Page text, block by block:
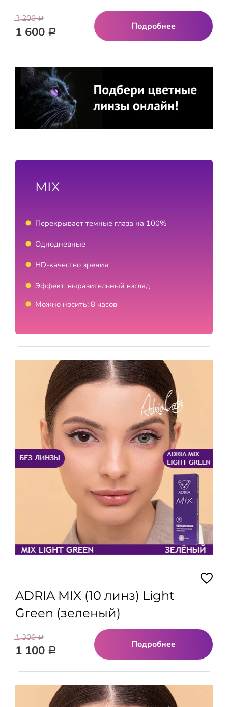
3 200 Р
1 600 Р
Подробнее
MIX
Перекрывает темные глаза на 100%
Однодневные
HD-качество зрения
Эффект: выразительный взгляд
Можно носить: 8 часов
ADRIA MIX (10 линз) Light
Green (зеленый)
1 300 Р
1 100 Р
Подробнее